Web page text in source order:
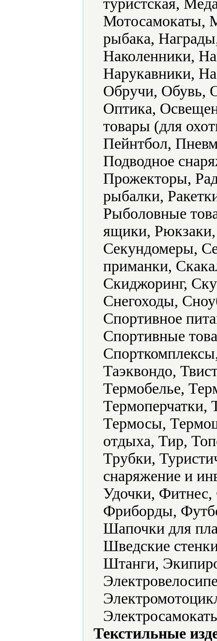
туристская,
Мотосамокаты,
рыбака,
Наколенники,
Нарукавники,
Обручи, Обувь,
Оптика,
товары (для
Пейнтбол,
Подводное
Прожекторы,
рыбалки,
Рыболовные
ящики,
Секундомеры,
приманки,
Скиджоринг,
Снегоходы,
Спортивное
Спортивные
Таэквондо,
Термобелье,
Термоперчатки,
Термосы,
отдыха, Тир,
Трубки,
снаряжение и
Удочки,
Фриборды,
Шапочки для
Шведские
Штанги,
Текстильные